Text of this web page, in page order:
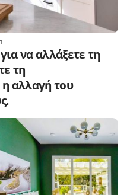
να αλλάξετε τη
τη
η αλλαγή του